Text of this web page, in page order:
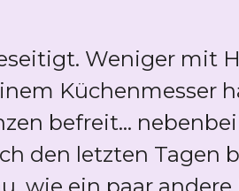
Weniger mit
Küchenmesser
befreit... nebenbei
den letzten Tagen